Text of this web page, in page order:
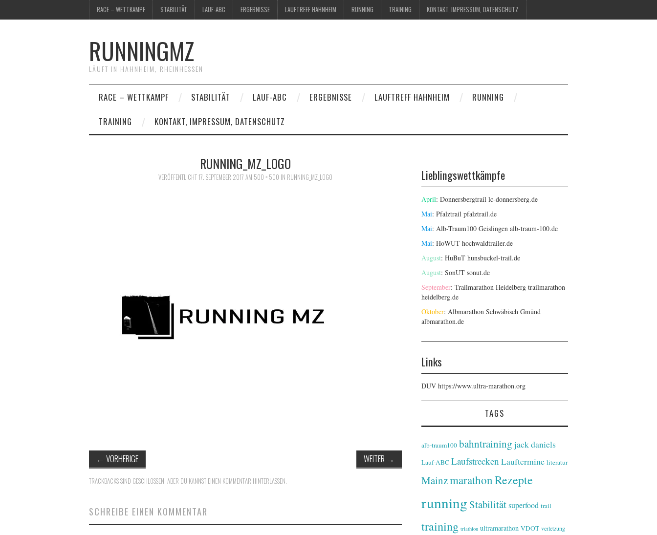
RACE – WETTKAMPF STABILITÄT LAUF-ABC ERGEBNISSE LAUFTREFF HAHNHEIM RUNNING TRAINING KONTAKT, IMPRESSUM, DATENSCHUTZ
RUNNINGMZ
LÄUFT IN HAHNHEIM, RHEINHESSEN
RACE – WETTKAMPF STABILITÄT LAUF-ABC ERGEBNISSE LAUFTREFF HAHNHEIM
RUNNING
TRAINING
KONTAKT, IMPRESSUM, DATENSCHUTZ
RUNNING_MZ_LOGO
VERÖFFENTLICHT17. SEPTEMBER 2017 AM 500 × 500 IN RUNNING_MZ_LOGO
← VORHERIGE WEITER →
TRACKBACKS SIND GESCHLOSSEN, ABER DU KANNST EINEN KOMMENTAR HINTERLASSEN.
SCHREIBE EINEN KOMMENTAR
Lieblingswettkämpfe
April: Donnersbergtrail lc-donnersberg.de
Mai: Pfalztrail pfalztrail.de
Mai: Alb-Traum100 Geislingen alb-traum-100.de
Mai: HoWUT hochwaldtrailer.de
August: HuBuT hunsbuckel-trail.de
August: SonUT sonut.de
September: Trailmarathon Heidelberg trailmarathon-
heidelberg.de
Oktober: Albmarathon Schwäbisch Gmünd
albmarathon.de
Links
DUV https://www.ultra-marathon.org
TAGS
alb-traum100 bahntraining jack daniels
Lauf-ABC Laufstrecken Lauftermine literatur
MainzmarathonRezepte
running Stabilitätsuperfood trail
training triathlon ultramarathon VDOT verletzung